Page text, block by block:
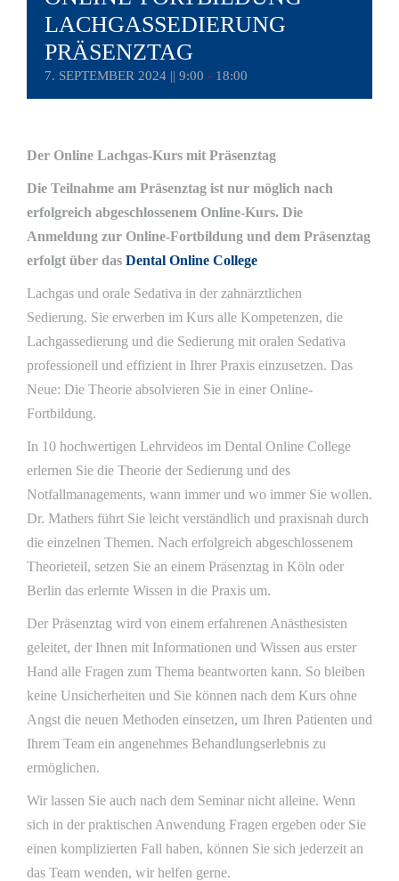
LACHGASSEDIERUNG
PRÄSENZTAG
7. SEPTEMBER 2024 || 9:00 - 18:00
Der Online Lachgas-Kurs mit Präsenztag
Die Teilnahme am Präsenztag ist nur möglich nach
erfolgreich abgeschlossenem Online-Kurs. Die
Anmeldung zur Online-Fortbildung und dem Präsenztag
erfolgt über das Dental Online College
Lachgas und orale Sedativa in der zahnärztlichen
Sedierung. Sie erwerben im Kurs alle Kompetenzen, die
Lachgassedierung und die Sedierung mit oralen Sedativa
professionell und effizient in Ihrer Praxis einzusetzen. Das
Neue: Die Theorie absolvieren Sie in einer Online-
Fortbildung.
In 10 hochwertigen Lehrvideos im Dental Online College
erlernen Sie die Theorie der Sedierung und des
Notfallmanagements, wann immer und wo immer Sie wollen.
Dr. Mathers führt Sie leicht verständlich und praxisnah durch
die einzelnen Themen. Nach erfolgreich abgeschlossenem
Theorieteil, setzen Sie an einem Präsenztag in Köln oder
Berlin das erlernte Wissen in die Praxis um.
Der Präsenztag wird von einem erfahrenen Anästhesisten
geleitet, der Ihnen mit Informationen und Wissen aus erster
Hand alle Fragen zum Thema beantworten kann. So bleiben
keine Unsicherheiten und Sie können nach dem Kurs ohne
Angst die neuen Methoden einsetzen, um Ihren Patienten und
Ihrem Team ein angenehmes Behandlungserlebnis zu
ermöglichen.
Wir lassen Sie auch nach dem Seminar nicht alleine. Wenn
sich in der praktischen Anwendung Fragen ergeben oder Sie
einen komplizierten Fall haben, können Sie sich jederzeit an
das Team wenden, wir helfen gerne.